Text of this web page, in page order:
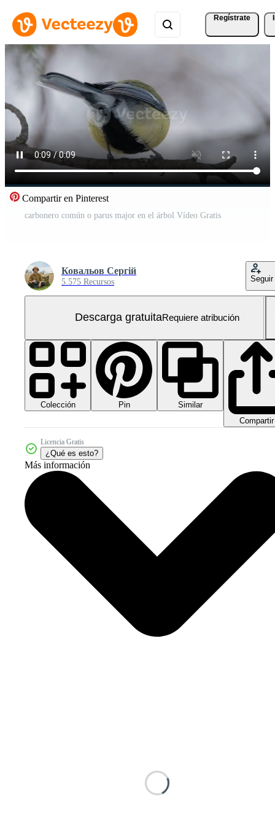
Regístrate
Compartir en Pinterest
carbonero común o parus major en el árbol Vídeo Gratis
Ковальов Сергій
5.575 Recursos Seguir
Descarga gratuitaRequiere atribución
Colección Pin
Similar
Compartir
Licencia Gratis
¿Qué es esto?
Más información